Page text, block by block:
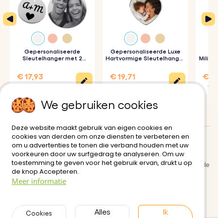
1. Upload de tekening van je kind: Kies en upload een
afbeelding van de tekening van je kind die je op de
sleutelhanger wilt graveren.
2. Voer je tekst in:Voeg een extra tekst of boodschap
toe die je wilt laten graveren.
en eventuele extra tekst vakkundig op de sleutelhanger,
Productspecificatie:
Afmetingen: 50 mm x 28 mm
Ringafmetingen:
Kleur: zilver, goud, roségoud|
Gepersonaliseerde
Sleutelhanger met 2
€ 17,93
Gepersonaliseerde Luxe
Hartvormige Sleutelhanger
€ 19,71 €
€
Bezorging
Algemene gebruiksvoorwaarde
Privacybeleid
Neem contact met ons op
Klanten Beoordelingen: 5/5
We gebruiken cookies
Deze website maakt gebruik van eigen cookies en
cookies van derden om onze diensten te verbeteren en
om u advertenties te tonen die verband houden met uw
voorkeuren door uw surfgedrag te analyseren. Om uw
toestemming te geven voor het gebruik ervan, drukt u op
de knop Accepteren.
Meer informatie
Cookies Alles Ik